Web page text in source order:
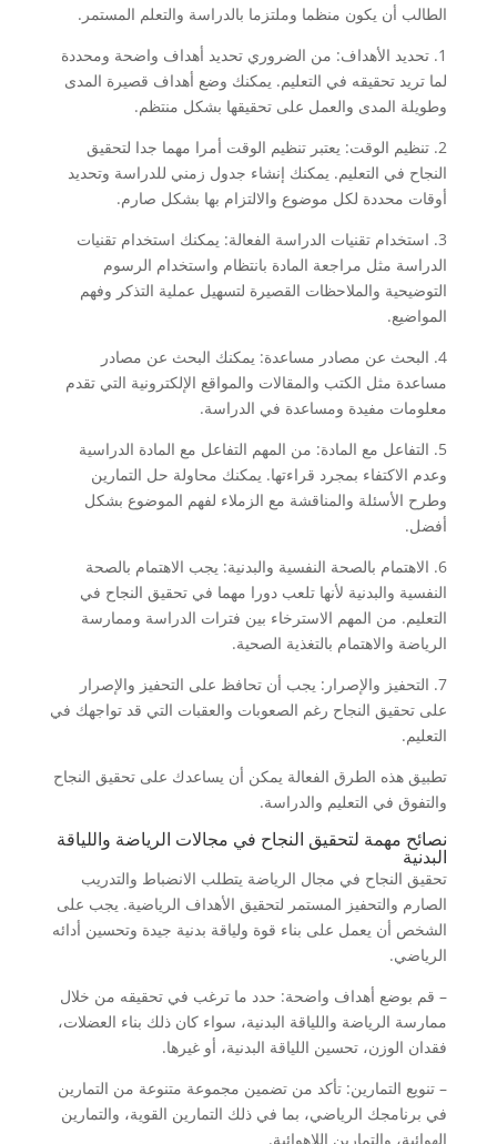
الطالب أن يكون منظما وملتزما بالدراسة والتعلم المستمر.
1. تحديد الأهداف: من الضروري تحديد أهداف واضحة ومحددة
لما تريد تحقيقه في التعليم. يمكنك وضع أهداف قصيرة المدى
وطويلة المدى والعمل على تحقيقها بشكل منتظم.
2. تنظيم الوقت: يعتبر تنظيم الوقت أمرا مهما جدا لتحقيق
النجاح في التعليم. يمكنك إنشاء جدول زمني للدراسة وتحديد
أوقات محددة لكل موضوع والالتزام بها بشكل صارم.
3. استخدام تقنيات الدراسة الفعالة: يمكنك استخدام تقنيات
الدراسة مثل مراجعة المادة بانتظام واستخدام الرسوم
التوضيحية والملاحظات القصيرة لتسهيل عملية التذكر وفهم
المواضيع.
4. البحث عن مصادر مساعدة: يمكنك البحث عن مصادر
مساعدة مثل الكتب والمقالات والمواقع الإلكترونية التي تقدم
معلومات مفيدة ومساعدة في الدراسة.
5. التفاعل مع المادة: من المهم التفاعل مع المادة الدراسية
وعدم الاكتفاء بمجرد قراءتها. يمكنك محاولة حل التمارين
وطرح الأسئلة والمناقشة مع الزملاء لفهم الموضوع بشكل
أفضل.
6. الاهتمام بالصحة النفسية والبدنية: يجب الاهتمام بالصحة
النفسية والبدنية لأنها تلعب دورا مهما في تحقيق النجاح في
التعليم. من المهم الاسترخاء بين فترات الدراسة وممارسة
الرياضة والاهتمام بالتغذية الصحية.
7. التحفيز والإصرار: يجب أن تحافظ على التحفيز والإصرار
على تحقيق النجاح رغم الصعوبات والعقبات التي قد تواجهك في
التعليم.
تطبيق هذه الطرق الفعالة يمكن أن يساعدك على تحقيق النجاح
والتفوق في التعليم والدراسة.
نصائح مهمة لتحقيق النجاح في مجالات الرياضة واللياقة
البدنية
تحقيق النجاح في مجال الرياضة يتطلب الانضباط والتدريب
الصارم والتحفيز المستمر لتحقيق الأهداف الرياضية. يجب على
الشخص أن يعمل على بناء قوة ولياقة بدنية جيدة وتحسين أدائه
الرياضي.
– قم بوضع أهداف واضحة: حدد ما ترغب في تحقيقه من خلال
ممارسة الرياضة واللياقة البدنية، سواء كان ذلك بناء العضلات،
فقدان الوزن، تحسين اللياقة البدنية، أو غيرها.
– تنويع التمارين: تأكد من تضمين مجموعة متنوعة من التمارين
في برنامجك الرياضي، بما في ذلك التمارين القوية، والتمارين
الهوائية، والتمارين اللاهوائية.